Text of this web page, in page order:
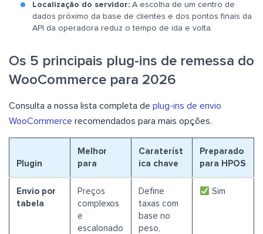
Localização do servidor: A escolha de um centro de
dados próximo da base de clientes e dos pontos finais da
API da operadora reduz o tempo de ida e volta.
Os 5 principais plug-ins de remessa do
WooCommerce para 2026
Consulta a nossa lista completa de plug-ins de envio
WooCommerce recomendados para mais opções.
Plugin
Melhor
para
Carateríst
ica chave
Preparado
para HPOS
Envio por
tabela
Preços
complexos
e
escalonado
Define
taxas com
base no
peso,
Sim